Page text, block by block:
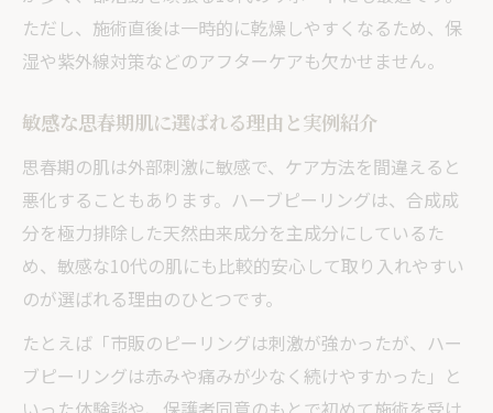
ア術
新しいニキビを防ぐための保湿と対策ポイ
施術後に気をつけたい紫外線と生活習慣の
注意
アフターケアの有無で変わる肌の調子と実
感
思春期ニキビ予防に役立つ日常ケアの工夫
ただし、施術直後は一時的に乾燥しやすくなるため、保
湿や紫外線対策などのアフターケアも欠かせません。
敏感な思春期肌に選ばれる理由と実例紹介
思春期の肌は外部刺激に敏感で、ケア方法を間違えると
悪化することもあります。ハーブピーリングは、合成成
分を極力排除した天然由来成分を主成分にしているた
め、敏感な10代の肌にも比較的安心して取り入れやすい
のが選ばれる理由のひとつです。
たとえば「市販のピーリングは刺激が強かったが、ハー
ブピーリングは赤みや痛みが少なく続けやすかった」と